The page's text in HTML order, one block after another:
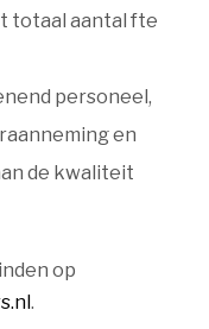
totaal aantal fte
personeel,
en
de kwaliteit
op
.